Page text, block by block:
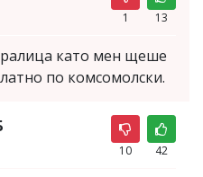
1 13
като мен щеше
по комсомолски.
10 42